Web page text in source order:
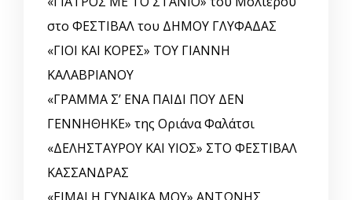
στο ΦΕΣΤΙΒΑΛ του ΔΗΜΟΥ ΓΛΥΦΑΔΑΣ
«ΓΙΟΙ ΚΑΙ ΚΟΡΕΣ» ΤΟΥ ΓΙΑΝΝΗ
ΚΑΛΑΒΡΙΑΝΟΥ
«ΓΡΑΜΜΑ Σ’ ΕΝΑ ΠΑΙΔΙ ΠΟΥ ΔΕΝ
ΓΕΝΝΗΘΗΚΕ» της Οριάνα Φαλάτσι
«ΔΕΛΗΣΤΑΥΡΟΥ ΚΑΙ ΥΙΟΣ» ΣΤΟ ΦΕΣΤΙΒΑΛ
ΚΑΣΣΑΝΔΡΑΣ